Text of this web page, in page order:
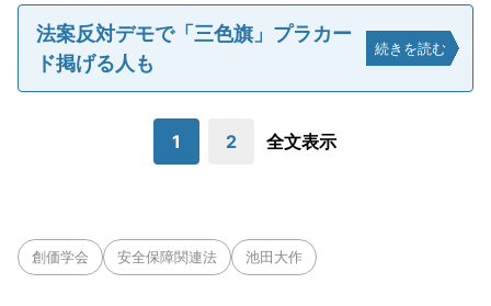
法案反対デモで「三色旗」プラカー
ド掲げる人も
続きを読む
1 2 全文表示
創価学会 安全保障関連法 池田大作